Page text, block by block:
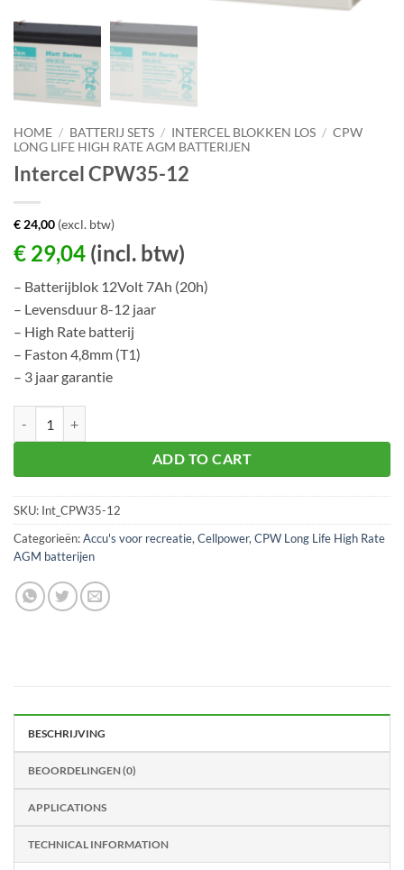
HOME / BATTERIJ SETS / INTERCEL BLOKKEN LOS / CPW
LONG LIFE HIGH RATE AGM BATTERIJEN
Intercel CPW35-12
€ 24,00 (excl. btw)
€ 29,04 (incl. btw)
– Batterijblok 12Volt 7Ah (20h)
– Levensduur 8-12 jaar
– High Rate batterij
– Faston 4,8mm (T1)
– 3 jaar garantie
ADD TO CART
SKU: Int_CPW35-12
Categorieën:Accu's voor recreatie,Cellpower,CPW Long Life High Rate
AGM batterijen
BESCHRIJVING
BEOORDELINGEN (0)
APPLICATIONS
TECHNICAL INFORMATION